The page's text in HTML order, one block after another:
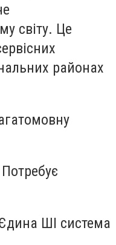
світу. Це
районах
Потребує
ШІ система